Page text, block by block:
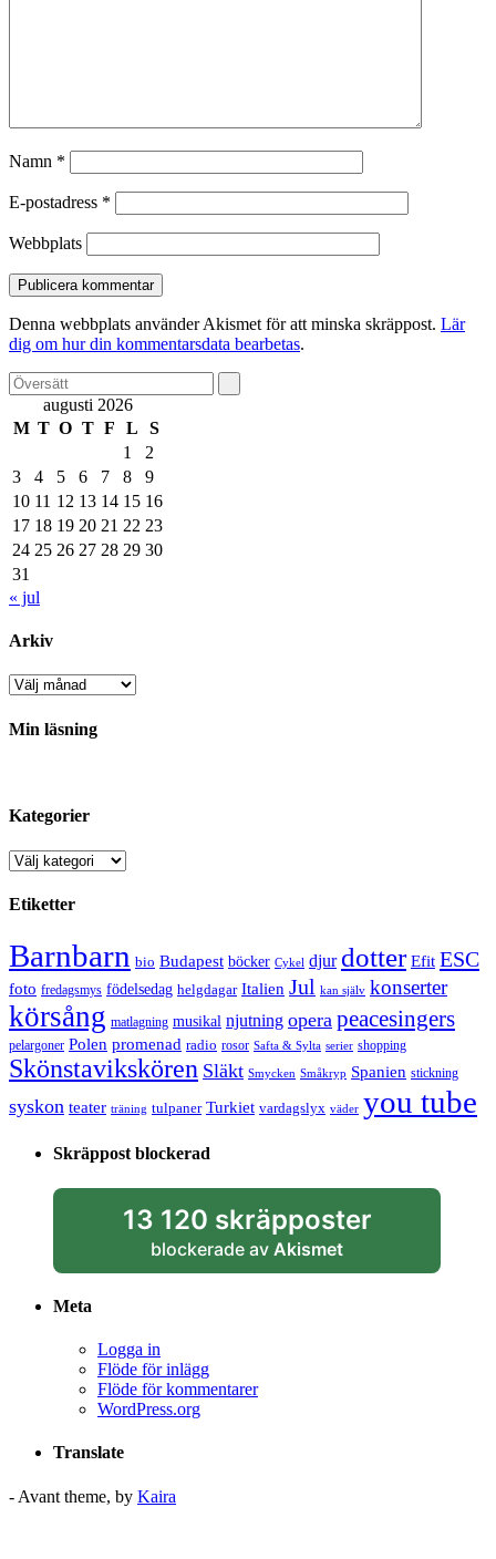
Namn *
E-postadress *
Webbplats
Denna webbplats använder Akismet för att minska skräppost. Lär
dig om hur din kommentarsdata bearbetas.
augusti 2026
M T O T F L
S
1
2
3
4 5 6 7 8
9
10 11 12 13 14 15 16
17 18 19 20 21 22 23
24 25 26 27 28 29 30
31
« jul
Arkiv
Arkiv
Min läsning
Kategorier
Kategorier
Etiketter
Barnbarn bio Budapest böcker Cykel djur dotter Efit ESC
foto fredagsmys födelsedag helgdagar Italien Jul kan själv konserter
körsång matlagning musikal njutning opera peacesingers
pelargoner Polen promenad radio rosor Safta & Sylta serier shopping
Skönstavikskören Släkt Smycken Småkryp Spanien stickning
syskon teater träning tulpaner Turkiet vardagslyx väder you tube
Skräppost blockerad
13 120 skräpposter
blockerade av Akismet
Meta
Logga in
Flöde för inlägg
Flöde för kommentarer
WordPress.org
Translate
- Avant theme, by Kaira